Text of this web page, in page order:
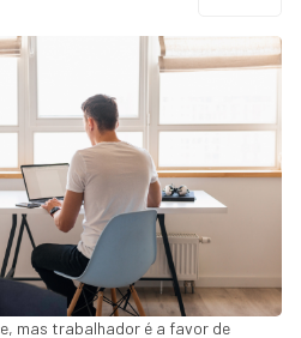
mas trabalhador é a favor de